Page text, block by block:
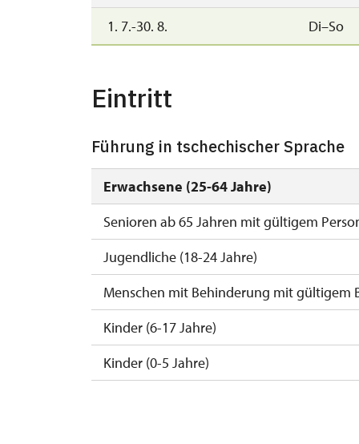
1. 7.-30. 8.
Di–So
Eintritt
Führung in tschechischer Sprache
Erwachsene (25-64 Jahre)
Senioren ab 65 Jahren mit gültigem
Jugendliche (18-24 Jahre)
Menschen mit Behinderung mit gültigem
Kinder (6-17 Jahre)
Kinder (0-5 Jahre)